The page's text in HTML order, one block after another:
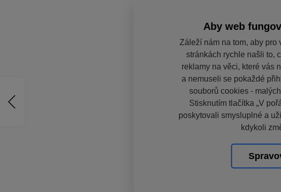
Aby web
Záleží nám na tom, aby
stránkách rychle našli to,
reklamy na věci, které vás
a nemuseli se pokaždé
souborů cookies -
Stisknutím tlačítka „V
poskytovali smysluplné a
kdykoli